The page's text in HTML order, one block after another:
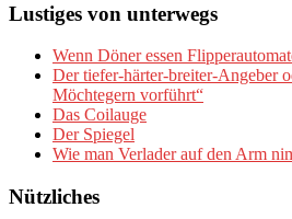
Lustiges von unterwegs
Wenn Döner essen
Der tiefer-härter-breiter-Angeber
Möchtegern vorführt“
Das Coilauge
Der Spiegel
Wie man Verlader auf den Arm
Nützliches